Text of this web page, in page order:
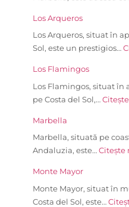
Los Arqueros
Los Arqueros, situat în
Sol, este un prestigios…
Los Flamingos
Los Flamingos, situat în
pe Costa del Sol,…
Marbella
Marbella, situată pe
Andaluzia, este… Citește
Monte Mayor
Monte Mayor, situat în
Costa del Sol, este…